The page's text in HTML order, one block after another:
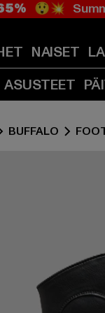
😲💥
NAISET
ASUSTEET
BUFFALO